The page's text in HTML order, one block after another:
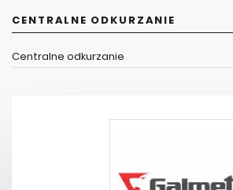
CENTRALNE ODKURZANIE
Centralne odkurzanie